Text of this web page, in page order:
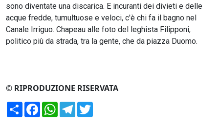
sono diventate una discarica. E incuranti dei divieti e delle
acque fredde, tumultuose e veloci, c'è chi fa il bagno nel
Canale Irriguo. Chapeau alle foto del leghista Filipponi,
politico più da strada, tra la gente, che da piazza Duomo.
© RIPRODUZIONE RISERVATA
CondividiFacebookWhatsApp
Telegram